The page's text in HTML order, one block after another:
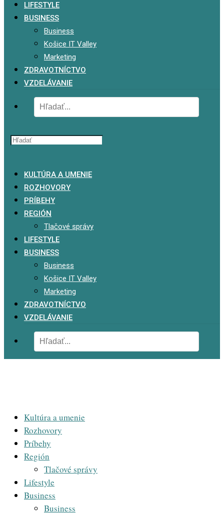
LIFESTYLE
BUSINESS
Business
Košice IT Valley
Marketing
ZDRAVOTNÍCTVO
VZDELÁVANIE
KULTÚRA A UMENIE
ROZHOVORY
PRÍBEHY
REGIÓN
Tlačové správy
LIFESTYLE
BUSINESS
Business
Košice IT Valley
Marketing
ZDRAVOTNÍCTVO
VZDELÁVANIE
Kultúra a umenie
Rozhovory
Príbehy
Región
Tlačové správy
Lifestyle
Business
Business